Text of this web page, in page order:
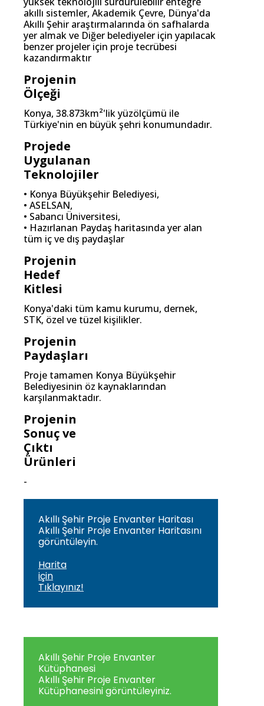
akıllı sistemler, Akademik Çevre, Dünya'da
Akıllı Şehir araştırmalarında ön safhalarda
yer almak ve Diğer belediyeler için yapılacak
benzer projeler için proje tecrübesi
kazandırmaktır
Projenin
Ölçeği
Konya, 38.873km²'lik yüzölçümü ile
Türkiye'nin en büyük şehri konumundadır.
Projede
Uygulanan
Teknolojiler
• Konya Büyükşehir Belediyesi,
• ASELSAN,
• Sabancı Üniversitesi,
• Hazırlanan Paydaş haritasında yer alan
tüm iç ve dış paydaşlar
Projenin
Hedef
Kitlesi
Konya'daki tüm kamu kurumu, dernek,
STK, özel ve tüzel kişilikler.
Projenin
Paydaşları
Proje tamamen Konya Büyükşehir
Belediyesinin öz kaynaklarından
karşılanmaktadır.
Projenin
Sonuç ve
Çıktı
Ürünleri
-
Akıllı Şehir Proje Envanter Haritası
Akıllı Şehir Proje Envanter Haritasını
görüntüleyin.
Harita
için
Tıklayınız!
Akıllı Şehir Proje Envanter
Kütüphanesi
Akıllı Şehir Proje Envanter
Kütüphanesini görüntüleyiniz.